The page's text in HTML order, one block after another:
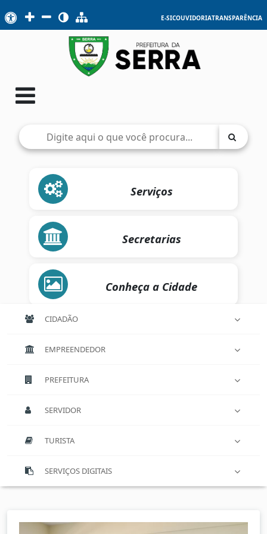
E-SICOUVIDORIATRANSPARÊNCIA
Serviços
Secretarias
Conheça a Cidade
CIDADÃO
EMPREENDEDOR
PREFEITURA
SERVIDOR
TURISTA
SERVIÇOS DIGITAIS